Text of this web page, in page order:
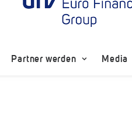
Partner werden Media